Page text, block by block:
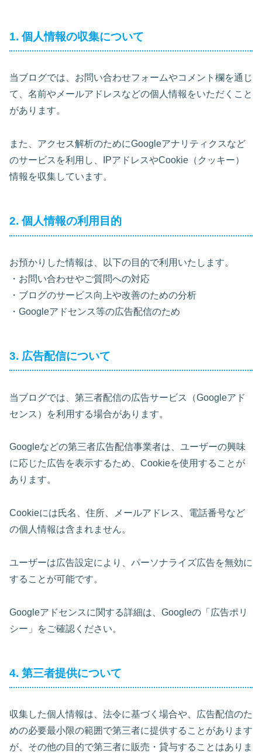
1. 個人情報の収集について
当ブログでは、お問い合わせフォームやコメント欄を通じ
て、名前やメールアドレスなどの個人情報をいただくこと
があります。
また、アクセス解析のためにGoogleアナリティクスなど
のサービスを利用し、IPアドレスやCookie（クッキー）
情報を収集しています。
2. 個人情報の利用目的
お預かりした情報は、以下の目的で利用いたします。
・お問い合わせやご質問への対応
・ブログのサービス向上や改善のための分析
・Googleアドセンス等の広告配信のため
3. 広告配信について
当ブログでは、第三者配信の広告サービス（Googleアド
センス）を利用する場合があります。
Googleなどの第三者広告配信事業者は、ユーザーの興味
に応じた広告を表示するため、Cookieを使用することが
あります。
Cookieには氏名、住所、メールアドレス、電話番号など
の個人情報は含まれません。
ユーザーは広告設定により、パーソナライズ広告を無効に
することが可能です。
Googleアドセンスに関する詳細は、Googleの「広告ポリ
シー」をご確認ください。
4. 第三者提供について
収集した個人情報は、法令に基づく場合や、広告配信のた
めの必要最小限の範囲で第三者に提供することがあります
が、その他の目的で第三者に販売・貸与することはありま